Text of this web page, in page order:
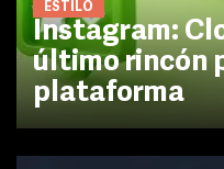
ESTILO
Instagram:
último rincón
plataforma